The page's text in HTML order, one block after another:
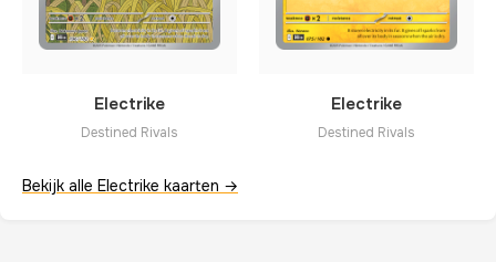
Electrike
Destined Rivals
Electrike
Destined Rivals
Bekijk alle Electrike kaarten →